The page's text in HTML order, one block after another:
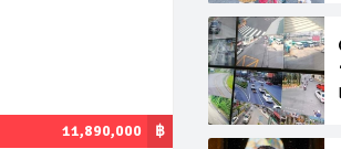
฿
11,890,000